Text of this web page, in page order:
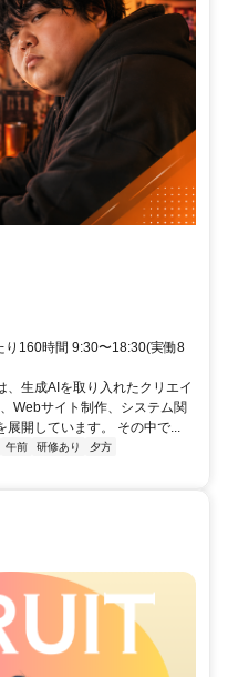
り160時間 9:30〜18:30(実働8
生成AIを取り入れたクリエイ
Webサイト制作、システム関
展開しています。 その中で...
午前 研修あり
夕方